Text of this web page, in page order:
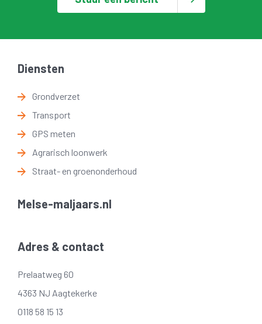
Diensten
Grondverzet
Transport
GPS meten
Agrarisch loonwerk
Straat- en groenonderhoud
Melse-maljaars.nl
Adres & contact
Prelaatweg 60
4363 NJ Aagtekerke
0118 58 15 13